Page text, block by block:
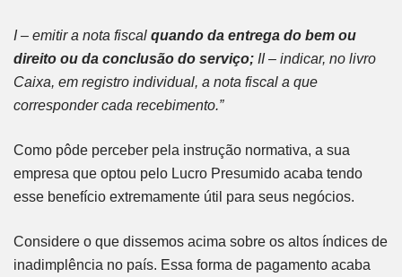
I – emitir a nota fiscal quando da entrega do bem ou
direito ou da conclusão do serviço; II – indicar, no livro
Caixa, em registro individual, a nota fiscal a que
corresponder cada recebimento.”
Como pôde perceber pela instrução normativa, a sua
empresa que optou pelo Lucro Presumido acaba tendo
esse benefício extremamente útil para seus negócios.
Considere o que dissemos acima sobre os altos índices de
inadimplência no país. Essa forma de pagamento acaba